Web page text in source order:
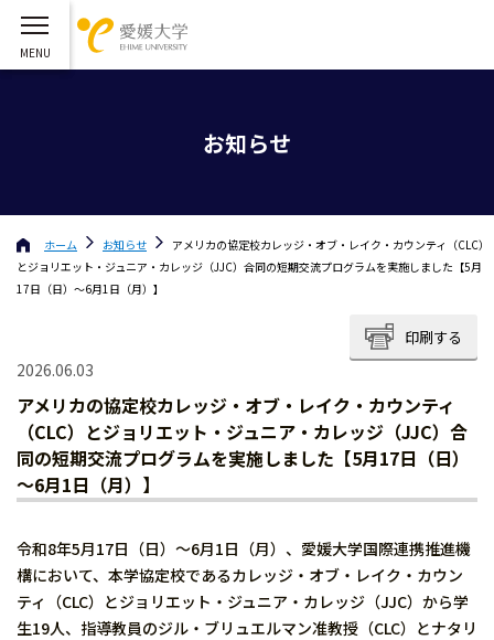
お知らせ
ホーム お知らせ
アメリカの協定校カレッジ・オブ・レイク・カウンティ（CLC）
とジョリエット・ジュニア・カレッジ（JJC）合同の短期交流プログラムを実施しました【5月
17日（日）～6月1日（月）】
印刷する
2026.06.03
アメリカの協定校カレッジ・オブ・レイク・カウンティ
（CLC）とジョリエット・ジュニア・カレッジ（JJC）合
同の短期交流プログラムを実施しました【5月17日（日）
～6月1日（月）】
令和8年5月17日（日）～6月1日（月）、愛媛大学国際連携推進機
構において、本学協定校であるカレッジ・オブ・レイク・カウン
ティ（CLC）とジョリエット・ジュニア・カレッジ（JJC）から学
生19人、指導教員のジル・ブリュエルマン准教授（CLC）とナタリ